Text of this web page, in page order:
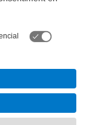
i salut